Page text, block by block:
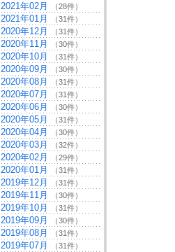
2021年02月 （28件）
2021年01月 （31件）
2020年12月 （31件）
2020年11月 （30件）
2020年10月 （31件）
2020年09月 （30件）
2020年08月 （31件）
2020年07月 （31件）
2020年06月 （30件）
2020年05月 （31件）
2020年04月 （30件）
2020年03月 （32件）
2020年02月 （29件）
2020年01月 （31件）
2019年12月 （31件）
2019年11月 （30件）
2019年10月 （31件）
2019年09月 （30件）
2019年08月 （31件）
2019年07月 （31件）